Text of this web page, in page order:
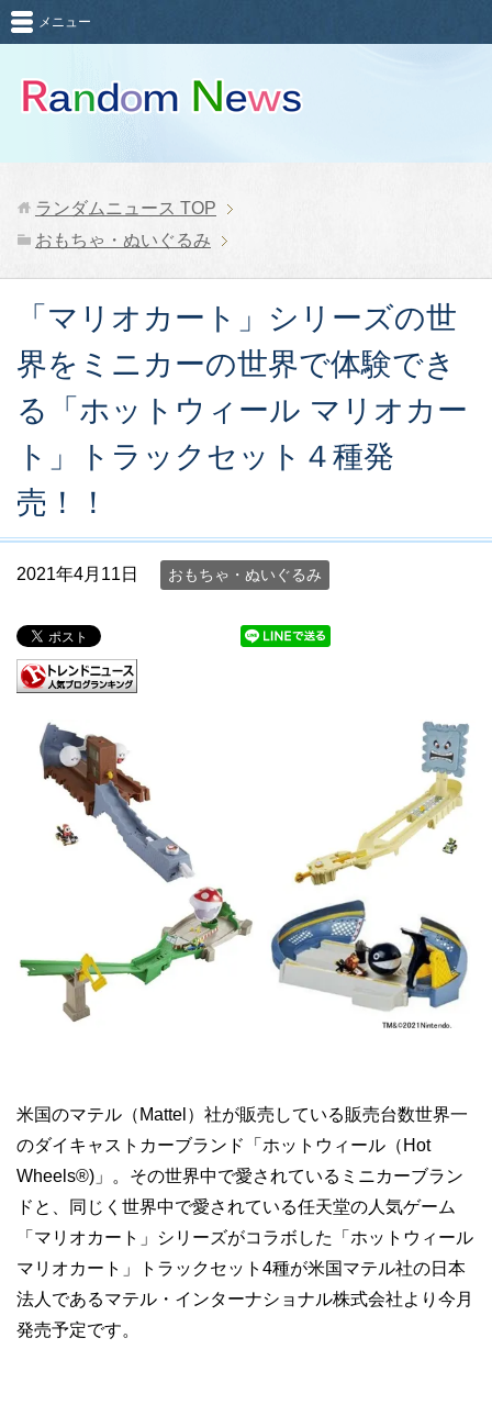
メニュー
ランダムニュース TOP
おもちゃ・ぬいぐるみ
「マリオカート」シリーズの世
界をミニカーの世界で体験でき
る「ホットウィール マリオカー
ト」トラックセット４種発
売！！
2021年4月11日 おもちゃ・ぬいぐるみ
米国のマテル（Mattel）社が販売している販売台数世界一
のダイキャストカーブランド「ホットウィール（Hot
Wheels®)」。その世界中で愛されているミニカーブラン
ドと、同じく世界中で愛されている任天堂の人気ゲーム
「マリオカート」シリーズがコラボした「ホットウィール
マリオカート」トラックセット4種が米国マテル社の日本
法人であるマテル・インターナショナル株式会社より今月
発売予定です。